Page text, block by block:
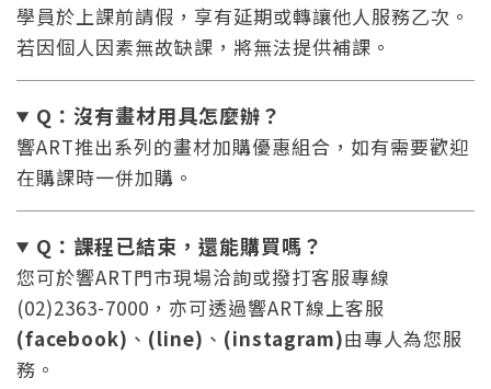
您將收到一封Email，請依照信件中的指示重新登
入。
系統偵測到您的帳號重複登入，
點擊下方「確定」將前一位使用者強制登出。
確定
學員於上課前請假，享有延期或轉讓他人服務乙次。
若因個人因素無故缺課，將無法提供補課。
Q：沒有畫材用具怎麼辦？
響ART推出系列的畫材加購優惠組合，如有需要歡迎
在購課時一併加購。
Q：課程已結束，還能購買嗎？
您可於響ART門市現場洽詢或撥打客服專線
(02)2363-7000，亦可透過響ART線上客服
(facebook) 、 (line) 、 (instagram)由專人為您服
務。